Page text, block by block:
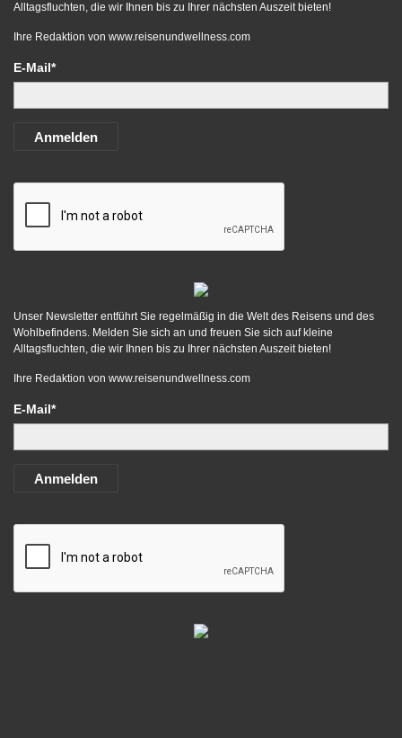
Alltagsfluchten, die wir Ihnen bis zu Ihrer nächsten Auszeit bieten!
Ihre Redaktion von www.reisenundwellness.com
E-Mail*
Anmelden
Unser Newsletter entführt Sie regelmäßig in die Welt des Reisens und des
Wohlbefindens. Melden Sie sich an und freuen Sie sich auf kleine
Alltagsfluchten, die wir Ihnen bis zu Ihrer nächsten Auszeit bieten!
Ihre Redaktion von www.reisenundwellness.com
E-Mail*
Anmelden